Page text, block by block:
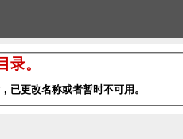
。
已更改名称或者暂时不可用。